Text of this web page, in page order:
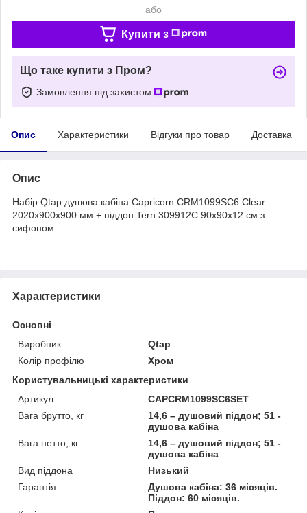
або
Купити з
Що таке купити з Пром?
Замовлення під захистом
Опис Характеристики Відгуки про товар Доставка
Опис
Набір Qtap душова кабіна Capricorn CRM1099SC6 Clear
2020x900x900 мм + піддон Tern 309912C 90x90x12 см з
сифоном
Характеристики
Основні
Виробник
Qtap
Колір профілю
Хром
Користувальницькі характеристики
Артикул
CAPCRM1099SC6SET
Вага брутто, кг
14,6 – душовий піддон; 51 -
душова кабіна
Вага нетто, кг
14,6 – душовий піддон; 51 -
душова кабіна
Вид піддона
Низький
Гарантія
Душова кабіна: 36 місяців.
Піддон: 60 місяців.